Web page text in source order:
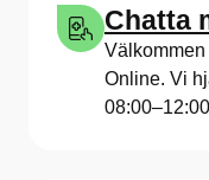
Chatta
Online. Vi